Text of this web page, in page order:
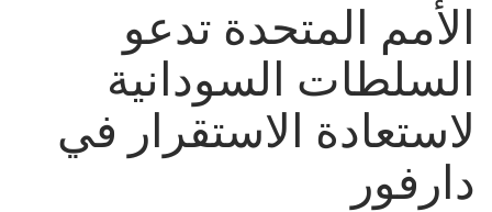
الأمم المتحدة تدعو
السلطات السودانية
لاستعادة الاستقرار في
دارفور